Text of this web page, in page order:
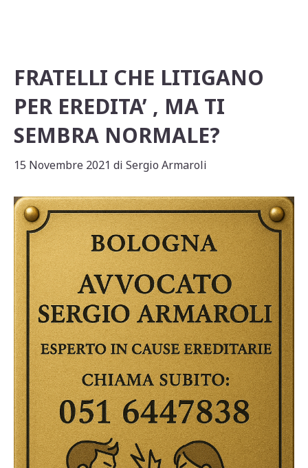
FRATELLI CHE LITIGANO
PER EREDITA’ , MA TI
SEMBRA NORMALE?
15 Novembre 2021 di Sergio Armaroli